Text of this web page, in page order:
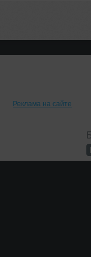
Реклама на сайте